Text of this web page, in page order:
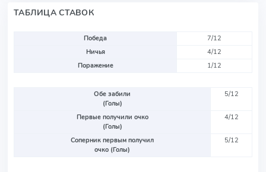
ТАБЛИЦА СТАВОК
Победа
7/12
Ничья
4/12
Поражение
1/12
Обе забили
(Голы)
5/12
Первые получили очко
(Голы)
4/12
Соперник первым получил
очко (Голы)
5/12